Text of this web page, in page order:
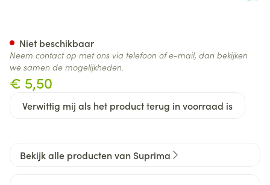
€ 5,50
Verwittig mij als het product terug in voorraad is
Niet beschikbaar
Neem contact op met ons via telefoon of e-mail, dan bekijken
we samen de mogelijkheden.
Bekijk alle producten van Suprima